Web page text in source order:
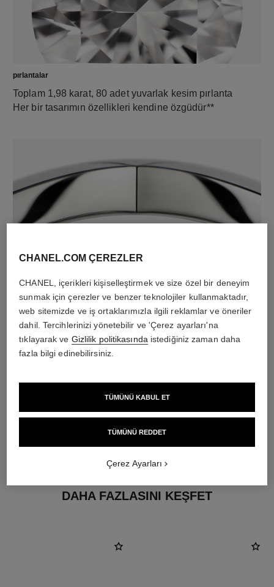
pırlantalar
Toplam 1,98 karat, 80 adet yuvarlak kesim pırlanta
Her bir tasarımın özellikleri kendine özgüdür**
malzeme
Delik kulaklar için uygundur
DAHA FAZLASINI KEŞFET
CHANEL.COM ÇEREZLER
CHANEL, içerikleri kişiselleştirmek ve size özel bir deneyim
sunmak için çerezler ve benzer teknolojiler kullanmaktadır,
web sitemizde ve iş ortaklarımızla ilgili reklamlar ve öneriler
dahil. Tercihlerinizi yönetebilir ve 'Çerez ayarları'na
tıklayarak ve Gizlilik politikasında istediğiniz zaman daha
fazla bilgi edinebilirsiniz.
TÜMÜNÜ REDDET
TÜMÜNÜ KABUL ET
Çerez Ayarları